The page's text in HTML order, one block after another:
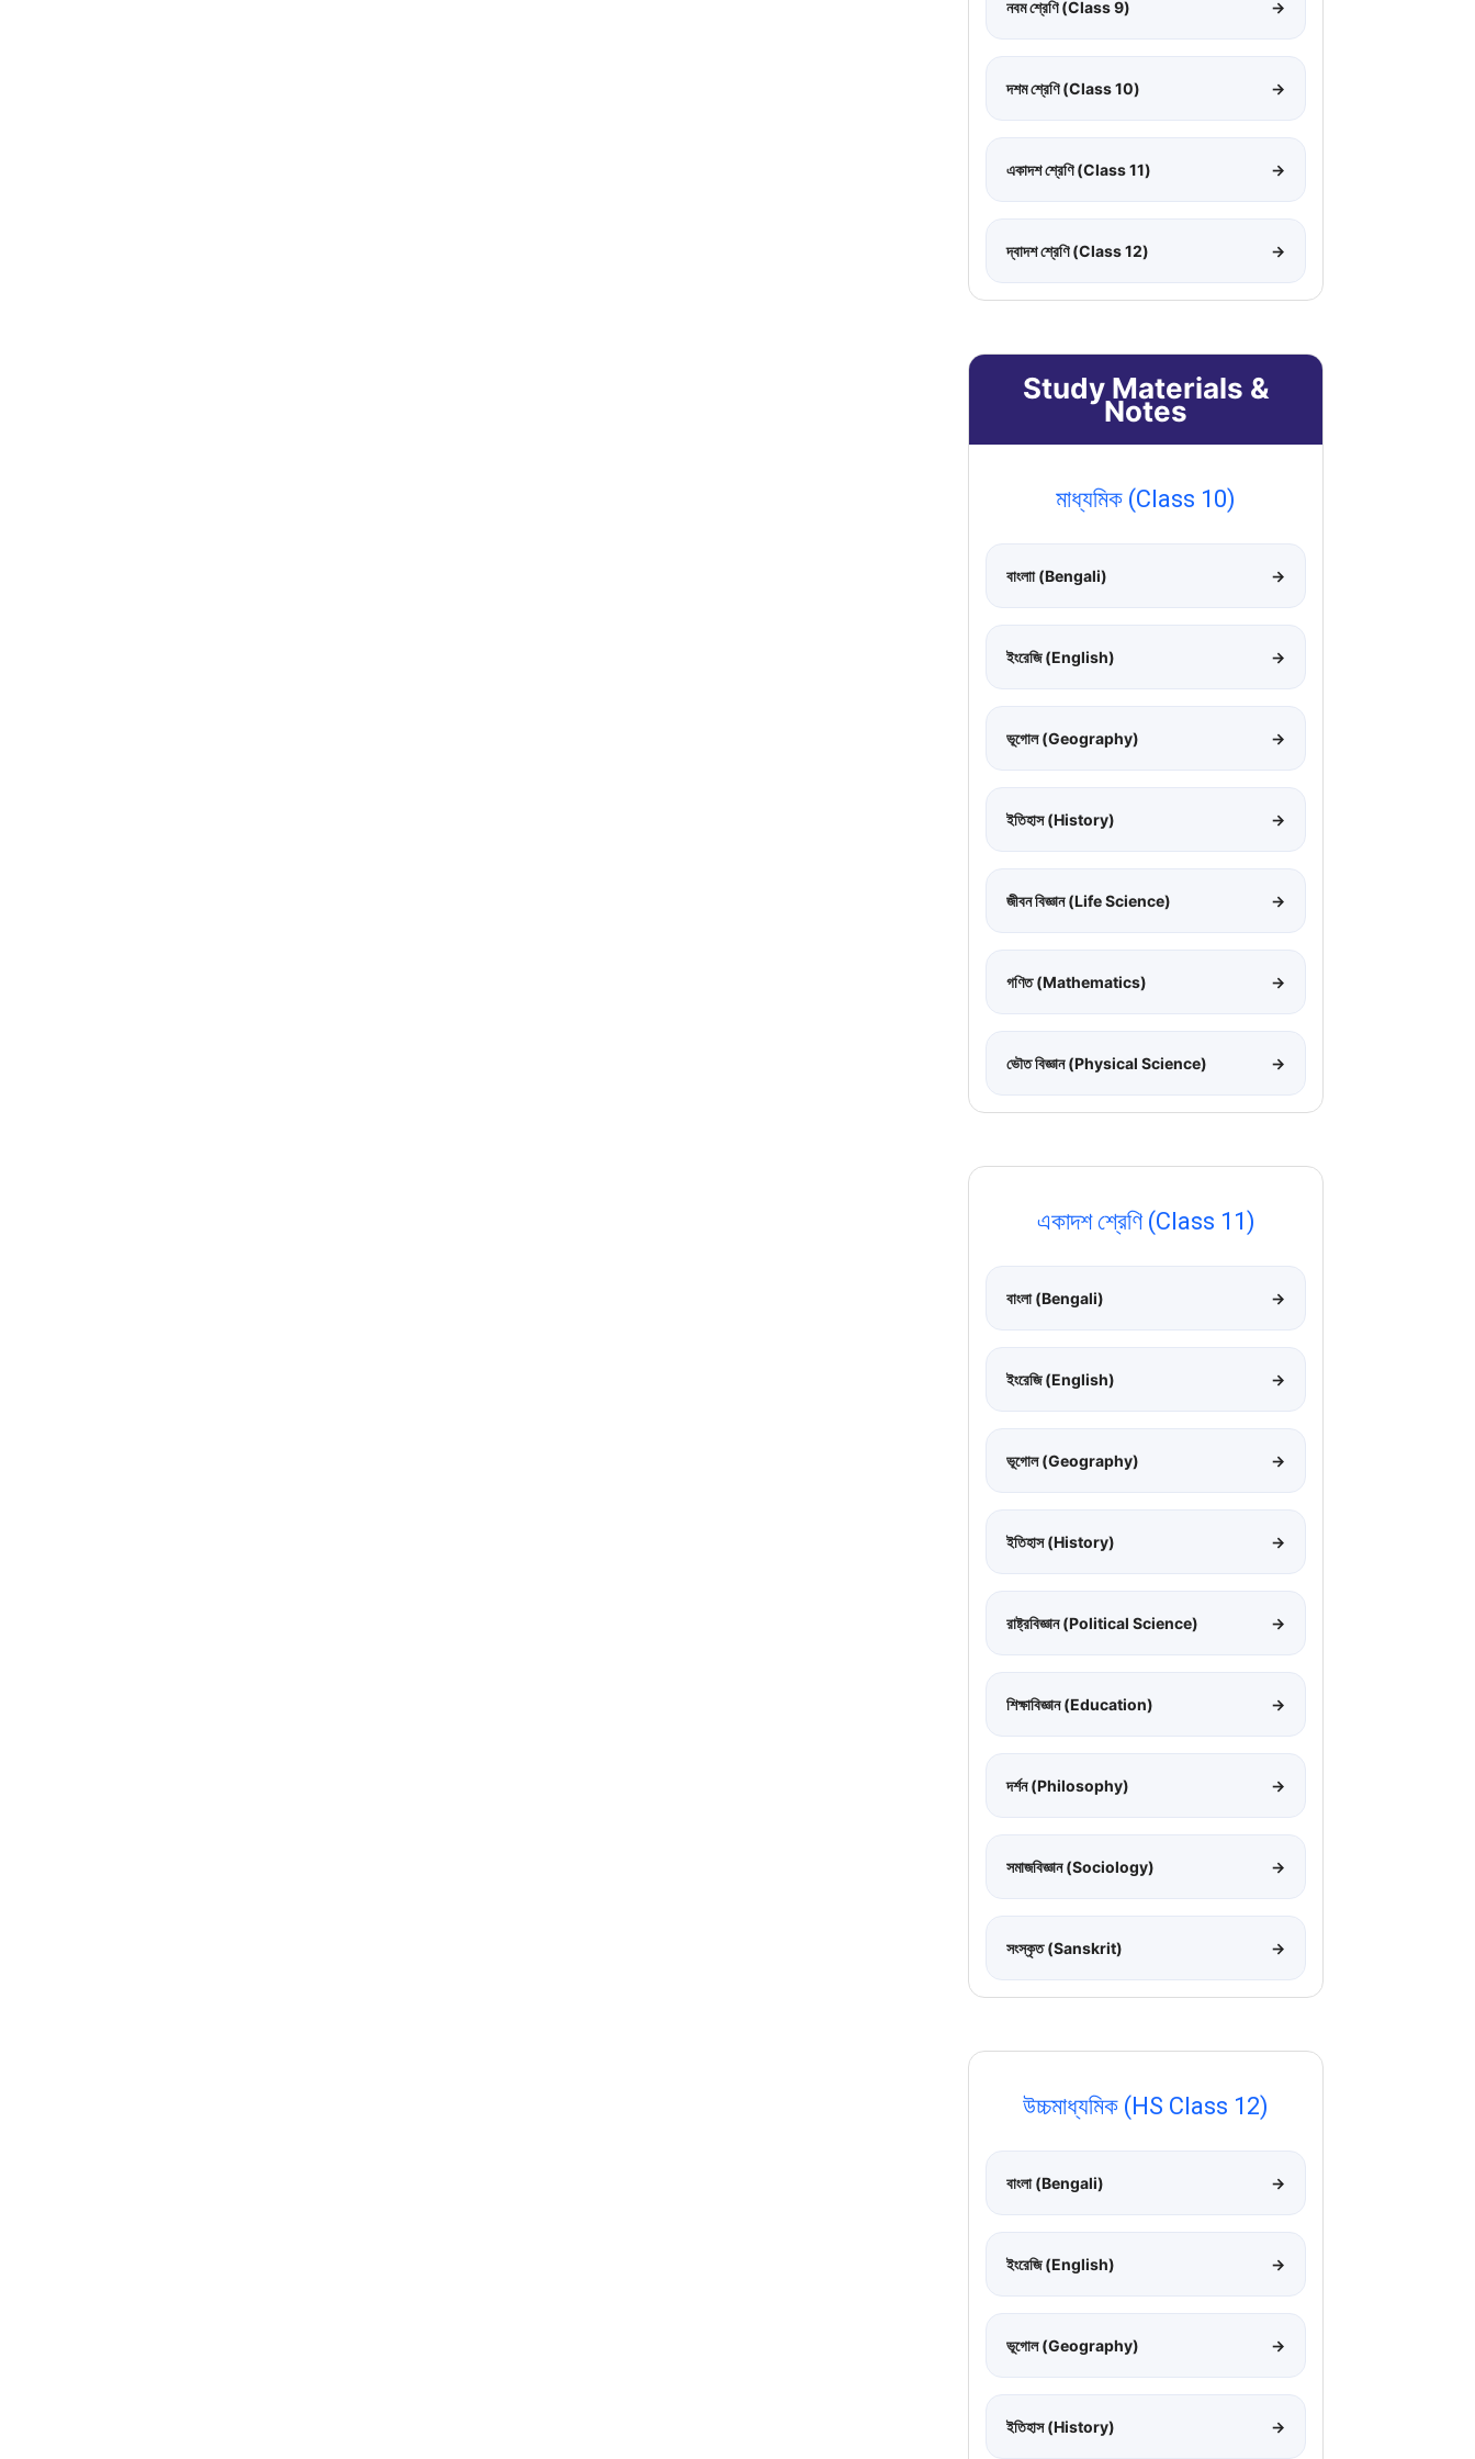
নবম শ্রেণি (Class 9) →
দশম শ্রেণি (Class 10) →
একাদশ শ্রেণি (Class 11) →
দ্বাদশ শ্রেণি (Class 12) →
Study Materials &
Notes
মাধ্যমিক (Class 10)
বাংলাা (Bengali) →
ইংরেজি (English) →
ভূগোল (Geography) →
ইতিহাস (History) →
জীবন বিজ্ঞান (Life Science) →
গণিত (Mathematics) →
ভৌত বিজ্ঞান (Physical Science) →
একাদশ শ্রেণি (Class 11)
বাংলা (Bengali) →
ইংরেজি (English) →
ভূগোল (Geography) →
ইতিহাস (History) →
রাষ্ট্রবিজ্ঞান (Political Science) →
শিক্ষাবিজ্ঞান (Education) →
দর্শন (Philosophy) →
সমাজবিজ্ঞান (Sociology) →
সংস্কৃত (Sanskrit) →
উচ্চমাধ্যমিক (HS Class 12)
বাংলা (Bengali) →
ইংরেজি (English) →
ভূগোল (Geography) →
ইতিহাস (History) →